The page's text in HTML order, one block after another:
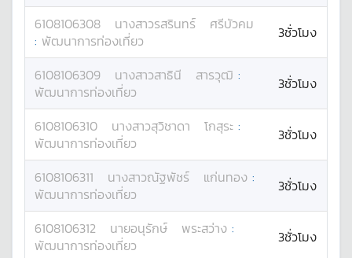
6108106308 นางสาวรสรินทร์
ศรีบัวคม
: พัฒนาการท่องเที่ยว 3ชั่วโมง
6108106309 นางสาวสาธินี สารวุฒิ :
พัฒนาการท่องเที่ยว
3ชั่วโมง
6108106310 นางสาวสุวิชาดา โกสุระ :
พัฒนาการท่องเที่ยว
3ชั่วโมง
6108106311 นางสาวณัฐพัชร์ แก่นทอง :
พัฒนาการท่องเที่ยว
3ชั่วโมง
6108106312 นายอนุรักษ์ พระสว่าง :
พัฒนาการท่องเที่ยว
3ชั่วโมง